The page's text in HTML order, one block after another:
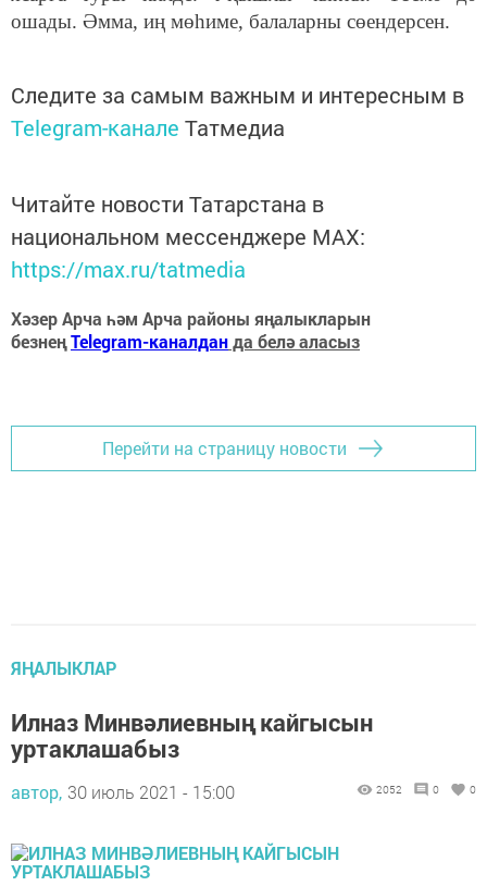
ошады. Әмма, иң мөһиме, балаларны сөендерсен.
Следите за самым важным и интересным в
Telegram-канале Татмедиа
Читайте новости Татарстана в
национальном мессенджере MАХ:
https://max.ru/tatmedia
Хәзер Арча һәм Арча районы яңалыкларын
безнеңTelegram-каналданда белә аласыз
Перейти на страницу новости
ЯҢАЛЫКЛАР
Илназ Минвәлиевның кайгысын
уртаклашабыз
автор, 30 июль 2021 - 15:00 2052 0 0